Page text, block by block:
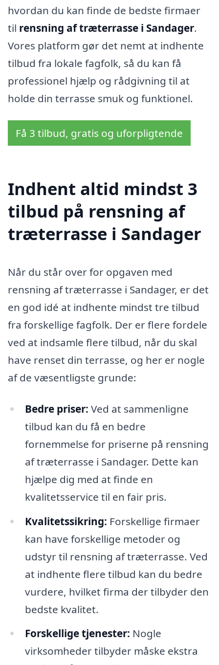
hvordan du kan finde de bedste firmaer
til rensning af træterrasse i Sandager.
Vores platform gør det nemt at indhente
tilbud fra lokale fagfolk, så du kan få
professionel hjælp og rådgivning til at
holde din terrasse smuk og funktionel.
Få 3 tilbud, gratis og uforpligtende
Indhent altid mindst 3
tilbud på rensning af
træterrasse i Sandager
Når du står over for opgaven med
rensning af træterrasse i Sandager, er det
en god idé at indhente mindst tre tilbud
fra forskellige fagfolk. Der er flere fordele
ved at indsamle flere tilbud, når du skal
have renset din terrasse, og her er nogle
af de væsentligste grunde:
Bedre priser: Ved at sammenligne
tilbud kan du få en bedre
fornemmelse for priserne på rensning
af træterrasse i Sandager. Dette kan
hjælpe dig med at finde en
kvalitetsservice til en fair pris.
Kvalitetssikring: Forskellige firmaer
kan have forskellige metoder og
udstyr til rensning af træterrasse. Ved
at indhente flere tilbud kan du bedre
vurdere, hvilket firma der tilbyder den
bedste kvalitet.
Forskellige tjenester: Nogle
virksomheder tilbyder måske ekstra